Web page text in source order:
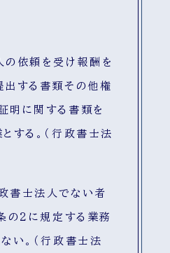
の依頼を受け報酬を
出する書類その他権
明に関する書類を
する。（行政書士法
書士法人でない者
の2に規定する業務
い。（行政書士法